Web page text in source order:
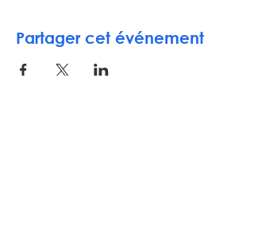
Partager cet événement